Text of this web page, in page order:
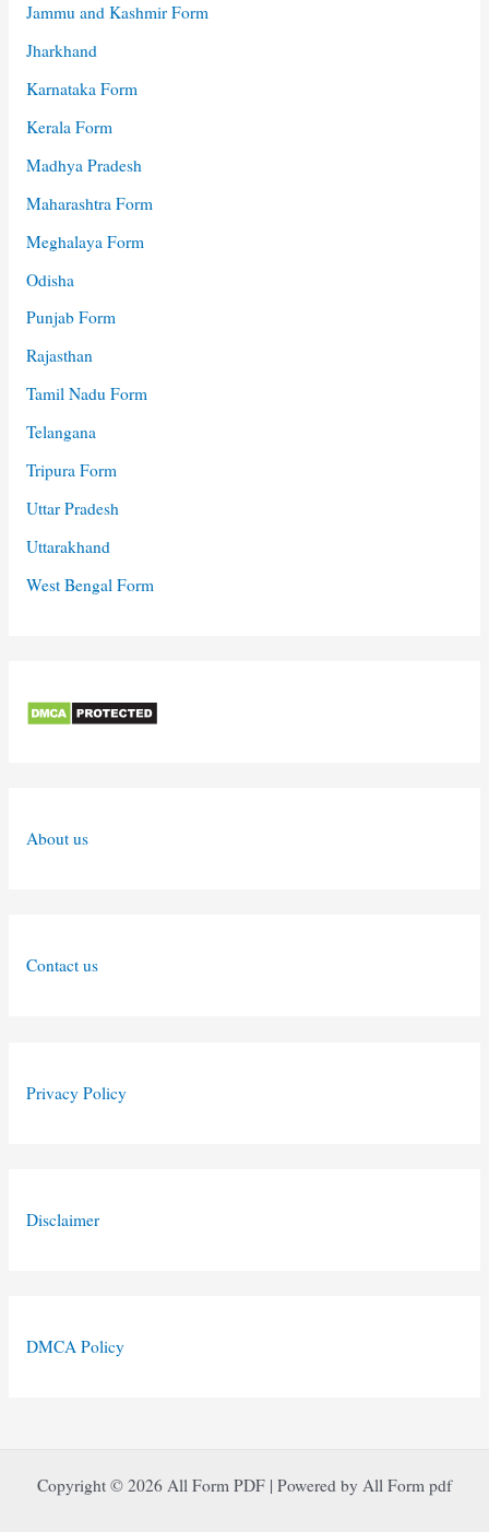
Jammu and Kashmir Form
Jharkhand
Karnataka Form
Kerala Form
Madhya Pradesh
Maharashtra Form
Meghalaya Form
Odisha
Punjab Form
Rajasthan
Tamil Nadu Form
Telangana
Tripura Form
Uttar Pradesh
Uttarakhand
West Bengal Form
About us
Contact us
Privacy Policy
Disclaimer
DMCA Policy
Copyright © 2026 All Form PDF | Powered by All Form pdf